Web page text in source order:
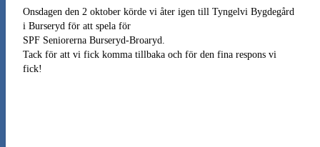
Onsdagen den 2 oktober körde vi åter igen till Tyngelvi Bygdegård
i Burseryd för att spela för
SPF Seniorerna Burseryd-Broaryd.
Tack för att vi fick komma tillbaka och för den fina respons vi
fick!